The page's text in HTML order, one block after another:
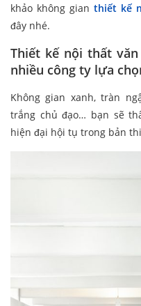
khảo không gian thiết kế
đây nhé.
Thiết kế nội thất
nhiều công ty lựa
Không gian xanh, tràn
trắng chủ đạo… bạn sẽ
hiện đại hội tụ trong bản